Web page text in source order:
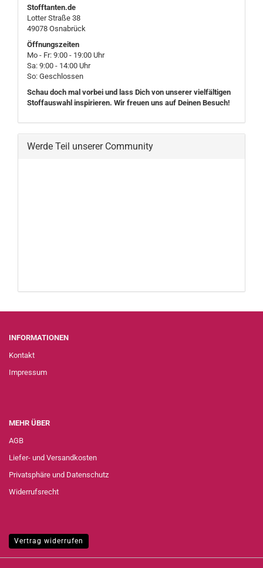
Stofftanten.de
Lotter Straße 38
49078 Osnabrück
Öffnungszeiten
Mo - Fr: 9:00 - 19:00 Uhr
Sa: 9:00 - 14:00 Uhr
So: Geschlossen
Schau doch mal vorbei und lass Dich von unserer vielfältigen
Stoffauswahl inspirieren. Wir freuen uns auf Deinen Besuch!
Werde Teil unserer Community
INFORMATIONEN
Kontakt
Impressum
MEHR ÜBER
AGB
Liefer- und Versandkosten
Privatsphäre und Datenschutz
Widerrufsrecht
Vertrag widerrufen